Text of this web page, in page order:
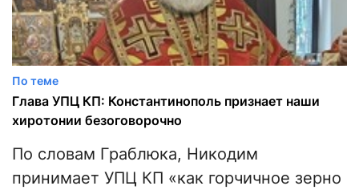
По теме
Глава УПЦ КП: Константинополь признает наши
хиротонии безоговорочно
По словам Граблюка, Никодим
принимает УПЦ КП «как горчичное зерно